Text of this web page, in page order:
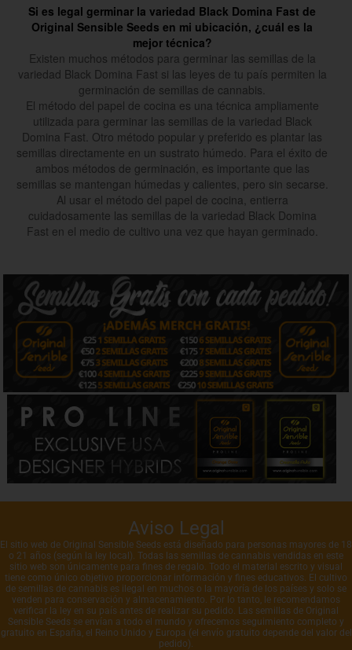
Si es legal germinar la variedad Black Domina Fast de
Original Sensible Seeds en mi ubicación, ¿cuál es la
mejor técnica?
Existen muchos métodos para germinar las semillas de la
variedad Black Domina Fast si las leyes de tu país permiten la
germinación de semillas de cannabis.
El método del papel de cocina es una técnica ampliamente
utilizada para germinar las semillas de la variedad Black
Domina Fast. Otro método popular y preferido es plantar las
semillas directamente en un sustrato húmedo. Para el éxito de
ambos métodos de germinación, es importante que las
semillas se mantengan húmedas y calientes, pero sin secarse.
Al usar el método del papel de cocina, entierra
cuidadosamente las semillas de la variedad Black Domina
Fast en el medio de cultivo una vez que hayan germinado.
Aviso Legal
El sitio web de Original Sensible Seeds está diseñado para personas mayores de 18
o 21 años (según la ley local). Todas las semillas de cannabis vendidas en este
sitio web son únicamente para fines de regalo. Todo el material escrito y visual
tiene como único objetivo proporcionar información y fines educativos. El cultivo
de semillas de cannabis es ilegal en muchos o la mayoría de los países y solo se
venden para conservación y almacenamiento. Por lo tanto, le recomendamos
verificar la ley en su país antes de realizar su pedido. Las semillas de Original
Sensible Seeds se envían a todo el mundo y ofrecemos seguimiento completo y
gratuito en España, el Reino Unido y Europa (el envío gratuito depende del valor del
pedido).